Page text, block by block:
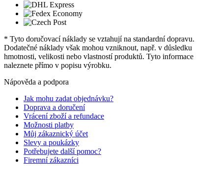
* Tyto doručovací náklady se vztahují na standardní dopravu.
Dodatečné náklady však mohou vzniknout, např. v důsledku
hmotnosti, velikosti nebo vlastností produktů. Tyto informace
naleznete přímo v popisu výrobku.
Nápověda a podpora
Jak mohu zadat objednávku?
Doprava a doručení
Vrácení zboží a refundace
Možnosti platby
Můj zákaznický účet
Slevy a poukázky
Potřebujete další pomoc?
Firemní zákazníci